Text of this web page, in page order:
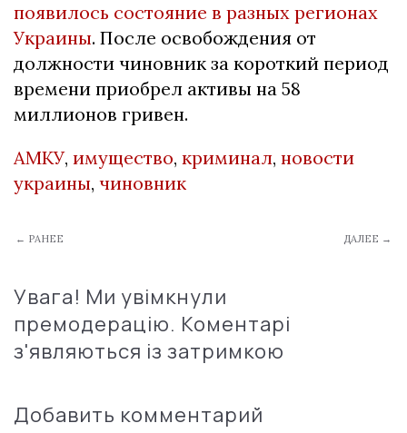
появилось состояние в разных регионах
Украины. После освобождения от
должности чиновник за короткий период
времени приобрел активы на 58
миллионов гривен.
АМКУ, имущество, криминал, новости
украины, чиновник
← РАНЕЕ ДАЛЕЕ →
Увага! Ми увімкнули
премодерацію. Коментарі
з'являються із затримкою
Добавить комментарий